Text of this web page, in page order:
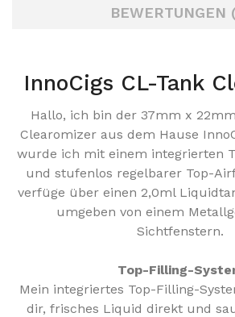
BEWERTUNGEN
InnoCigs CL-Tank
Hallo, ich bin der 37mm x
Clearomizer aus dem Hause
wurde ich mit einem integrierten
und stufenlos regelbarer Top-
verfüge über einen 2,0ml
umgeben von einem
Sichtfenstern.
Top-Filling-
Mein integriertes Top-Filling-
dir, frisches Liquid direkt und